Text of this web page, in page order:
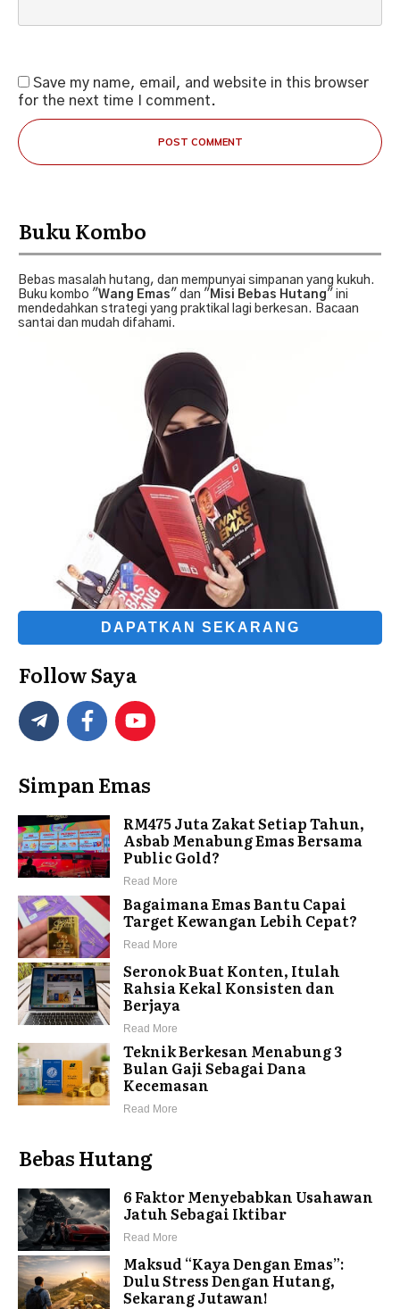
Save my name, email, and website in this browser
for the next time I comment.
POST COMMENT
Buku Kombo
Bebas masalah hutang, dan mempunyai simpanan yang kukuh.
Buku kombo "Wang Emas" dan " Misi Bebas Hutang" ini
mendedahkan strategi yang praktikal lagi berkesan. Bacaan
santai dan mudah difahami.
DAPATKAN SEKARANG
Follow Saya
Simpan Emas
RM475 Juta Zakat Setiap Tahun,
Asbab Menabung Emas Bersama
Public Gold?
Read More
Bagaimana Emas Bantu Capai
Target Kewangan Lebih Cepat?
Read More
Seronok Buat Konten, Itulah
Rahsia Kekal Konsisten dan
Berjaya
Read More
Teknik Berkesan Menabung 3
Bulan Gaji Sebagai Dana
Kecemasan
Read More
Bebas Hutang
6 Faktor Menyebabkan Usahawan
Jatuh Sebagai Iktibar
Read More
Maksud “Kaya Dengan Emas”:
Dulu Stress Dengan Hutang,
Sekarang Jutawan!